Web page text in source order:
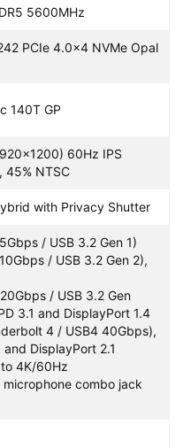
nits cho góc nhìn rộng
ánh sáng mạnh. Hình
bỉ đúng chất
5600MHz
PCIe 4.0x4 NVMe Opal
140T GP
60Hz IPS
45% NTSC
with Privacy Shutter
/ USB 3.2 Gen 1)
/ USB 3.2 Gen 2),
/ USB 3.2 Gen
3.1 and DisplayPort 1.4
4 / USB4 40Gbps),
and DisplayPort 2.1
to 4K/60Hz
combo jack